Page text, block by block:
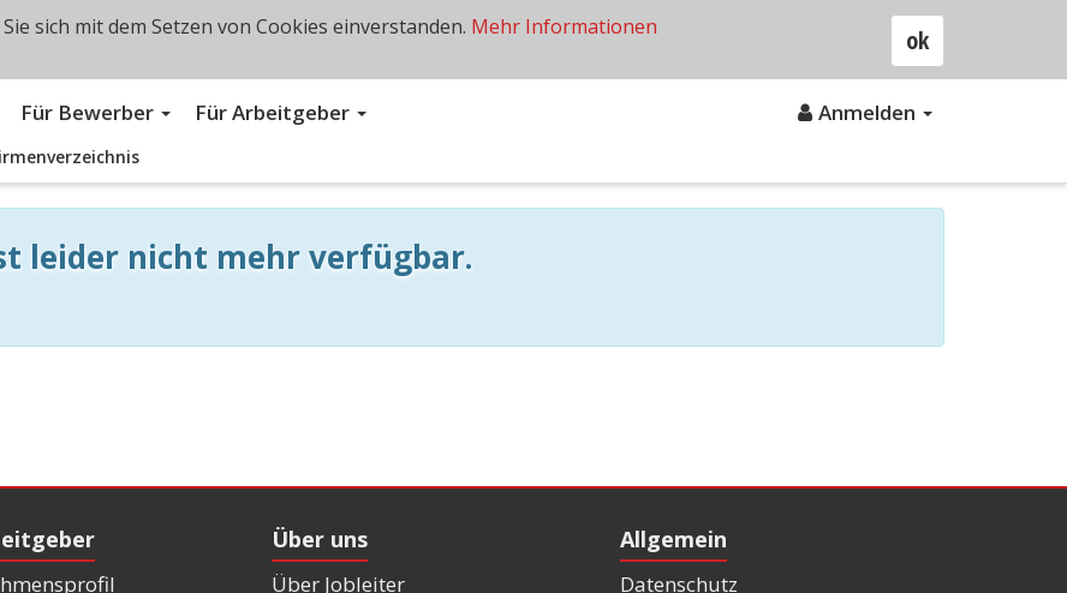
Für Bewerber Für Arbeitgeber Anmelden
leider nicht mehr verfügbar.
Über uns
Über Jobleiter
Allgemein
Datenschutz
ok
sich mit dem Setzen von Cookies einverstanden. Mehr Informationen